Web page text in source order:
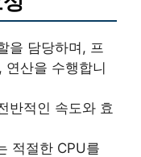
을 담당하며, 프
연산을 수행합니
반적인 속도와 효
적절한 CPU를